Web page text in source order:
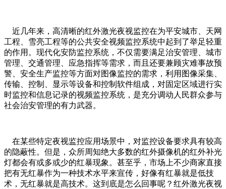
近几年来，高清晰的红外激光夜视监控在为平安城市、天网
工程、雪亮工程等的公共安全视频监控系统中起到了举足轻重
的作用。现代化安防监控系统，不仅需要满足治安管理、城市
管理、交通管理、应急指挥等需求，而且还要兼顾灾难事故预
警、安全生产监控等方面对图像监控的需求，利用图像采集、
传输、控制、显示等设备和控制软件组成，对固定区域进行实
时监控和信息记录的视频监控系统，是充分调动人民群众参与
社会治安管理的有力武器。
在某些特定夜视监控应用场景中，对监控设备要求具有较高
的隐蔽性。但是，众所周知绝大多数的红外摄像机的红外补光
灯都会有或多或少的红暴现象。甚至乎，市场上不少商家直接
把有无红暴作为一种技术水平来宣传，好像有红暴就是低技
术，无红暴就是高技术。这到底是怎么回事呢？红外激光夜视